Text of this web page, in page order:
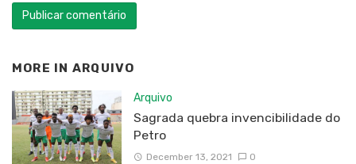
MORE IN ARQUIVO
Arquivo
Sagrada quebra invencibilidade do
Petro
December 13, 2021 0